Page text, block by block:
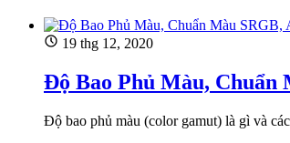
19 thg 12, 2020
Độ Bao Phủ Màu, Chuẩn
Độ bao phủ màu (color gamut) là gì và